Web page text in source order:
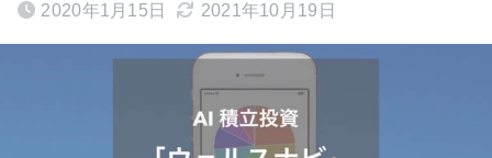
2020年1月15日 2021年10月19日